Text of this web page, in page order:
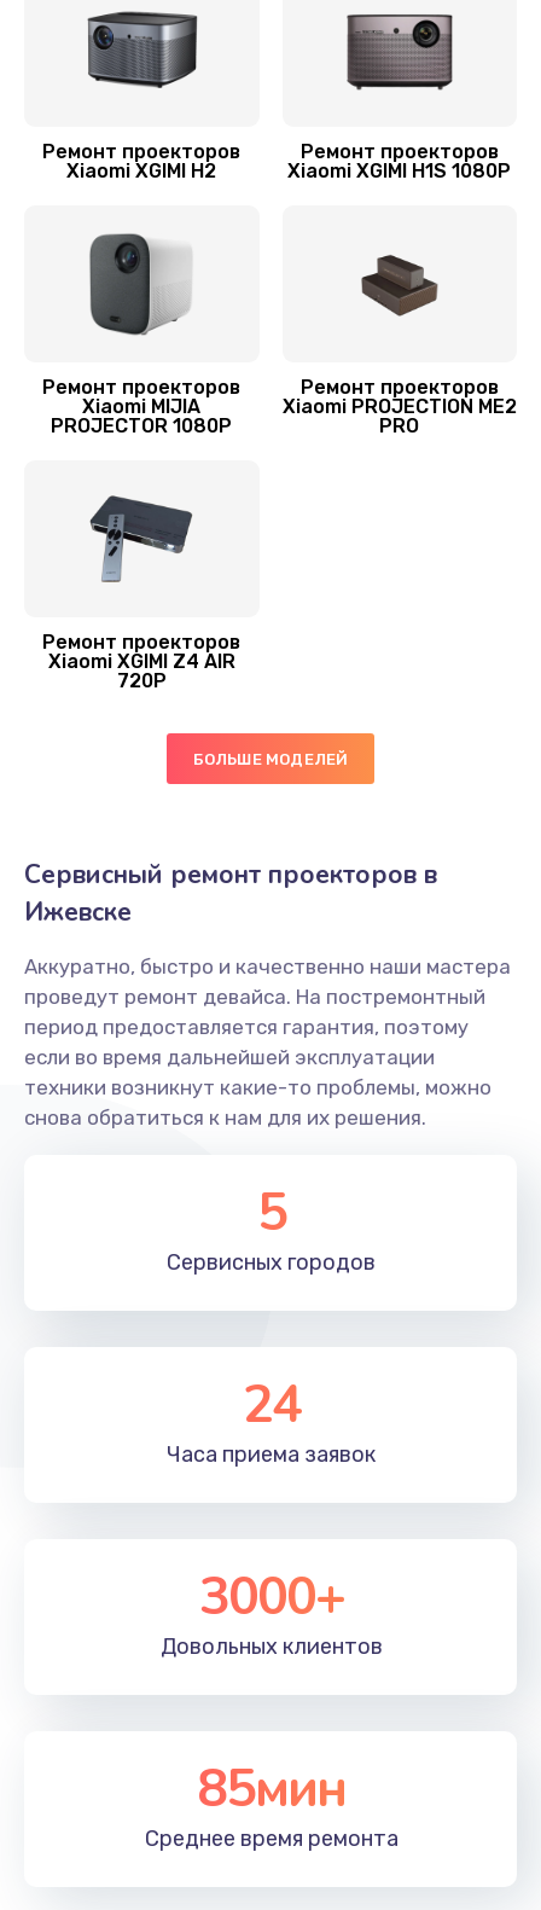
Ремонт проекторов
Xiaomi XGIMI H2
Ремонт проекторов
Xiaomi XGIMI H1S 1080P
Ремонт проекторов
Xiaomi MIJIA
PROJECTOR 1080P
Ремонт проекторов
Xiaomi PROJECTION ME2
PRO
Ремонт проекторов
Xiaomi XGIMI Z4 AIR
720P
БОЛЬШЕ МОДЕЛЕЙ
Сервисный ремонт проекторов в
Ижевске
Аккуратно, быстро и качественно наши мастера
проведут ремонт девайса. На постремонтный
период предоставляется гарантия, поэтому
если во время дальнейшей эксплуатации
техники возникнут какие-то проблемы, можно
снова обратиться к нам для их решения.
5
Сервисных городов
24
Часа приема заявок
3000+
Довольных клиентов
85мин
Среднее время ремонта